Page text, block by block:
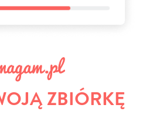
ZBIÓRKĘ